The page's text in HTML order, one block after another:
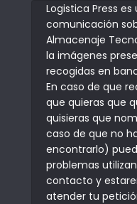
Logistica Press
comunicación
Almacenaje
la imágenes
recogidas en
En caso de que
que quieras que
quisieras que
caso de que no
encontrarlo)
problemas
contacto y
atender tu